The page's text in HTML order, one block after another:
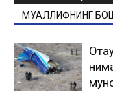
МУАЛЛИФНИНГ